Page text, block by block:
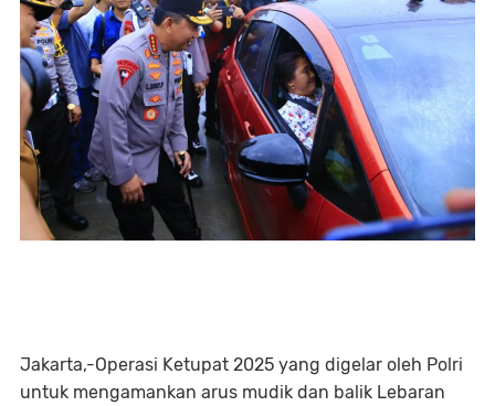
Jakarta,-Operasi Ketupat 2025 yang digelar oleh Polri
untuk mengamankan arus mudik dan balik Lebaran